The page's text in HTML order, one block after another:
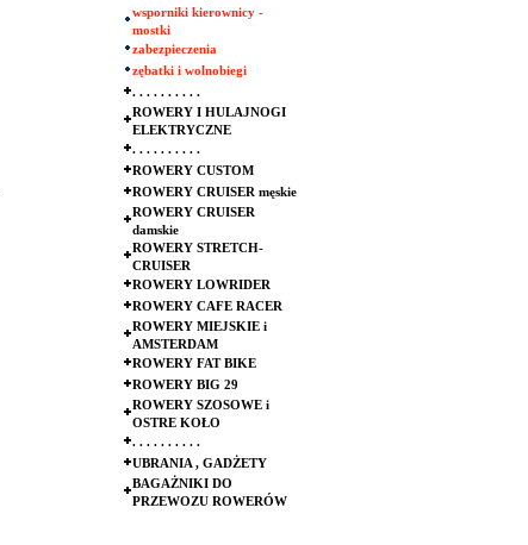
wsporniki kierownicy -
mostki
zabezpieczenia
zębatki i wolnobiegi
. . . . . . . . . .
ROWERY I HULAJNOGI
ELEKTRYCZNE
. . . . . . . . . .
ROWERY CUSTOM
ROWERY CRUISER męskie
ROWERY CRUISER
damskie
ROWERY STRETCH-
CRUISER
ROWERY LOWRIDER
ROWERY CAFE RACER
ROWERY MIEJSKIE i
AMSTERDAM
ROWERY FAT BIKE
ROWERY BIG 29
ROWERY SZOSOWE i
OSTRE KOŁO
. . . . . . . . . .
UBRANIA , GADŻETY
BAGAŻNIKI DO
PRZEWOZU ROWERÓW